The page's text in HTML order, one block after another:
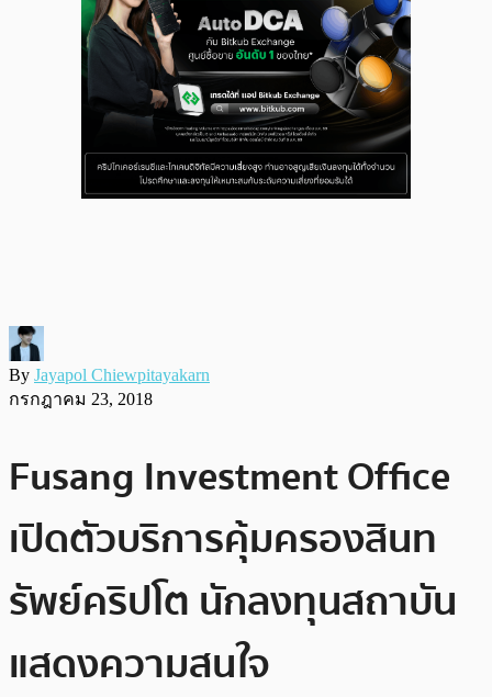
By Jayapol Chiewpitayakarn
กรกฎาคม 23, 2018
Fusang Investment Office
เปิดตัวบริการคุ้มครองสินท
รัพย์คริปโต นักลงทุนสถาบัน
แสดงความสนใจ